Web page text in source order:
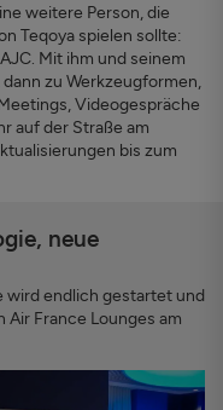
weitere Person, die
Teqoya spielen sollte:
Mit ihm und seinem
zu Werkzeugformen,
Videogespräche
auf der Straße am
bis zum
neue
wird endlich gestartet und
France Lounges am